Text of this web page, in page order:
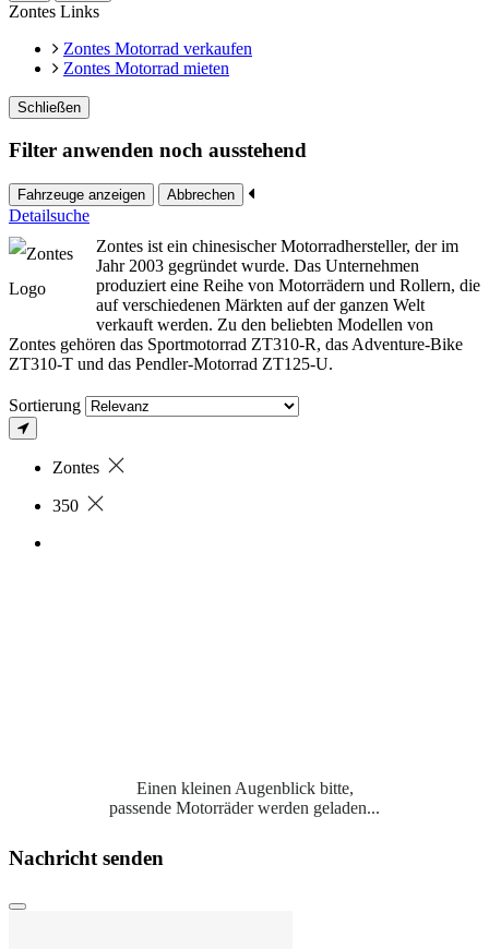
Zontes Links
Zontes Motorrad verkaufen
Zontes Motorrad mieten
Schließen
Filter anwenden noch ausstehend
Fahrzeuge anzeigen Abbrechen
Detailsuche
Zontes ist ein chinesischer Motorradhersteller, der im
Jahr 2003 gegründet wurde. Das Unternehmen
produziert eine Reihe von Motorrädern und Rollern, die
auf verschiedenen Märkten auf der ganzen Welt
verkauft werden. Zu den beliebten Modellen von
Zontes gehören das Sportmotorrad ZT310-R, das Adventure-Bike
ZT310-T und das Pendler-Motorrad ZT125-U.
Sortierung
Zontes
350
Einen kleinen Augenblick bitte,
passende Motorräder werden geladen...
Nachricht senden